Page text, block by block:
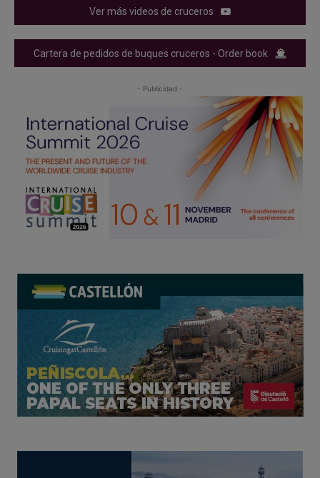
Ver más videos de cruceros
Cartera de pedidos de buques cruceros - Order book
- Publicidad -